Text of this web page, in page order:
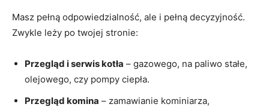
Masz pełną odpowiedzialność, ale i pełną decyzyjność.
Zwykle leży po twojej stronie:
Przegląd i serwis kotła – gazowego, na paliwo stałe,
olejowego, czy pompy ciepła.
Przegląd komina – zamawianie kominiarza,